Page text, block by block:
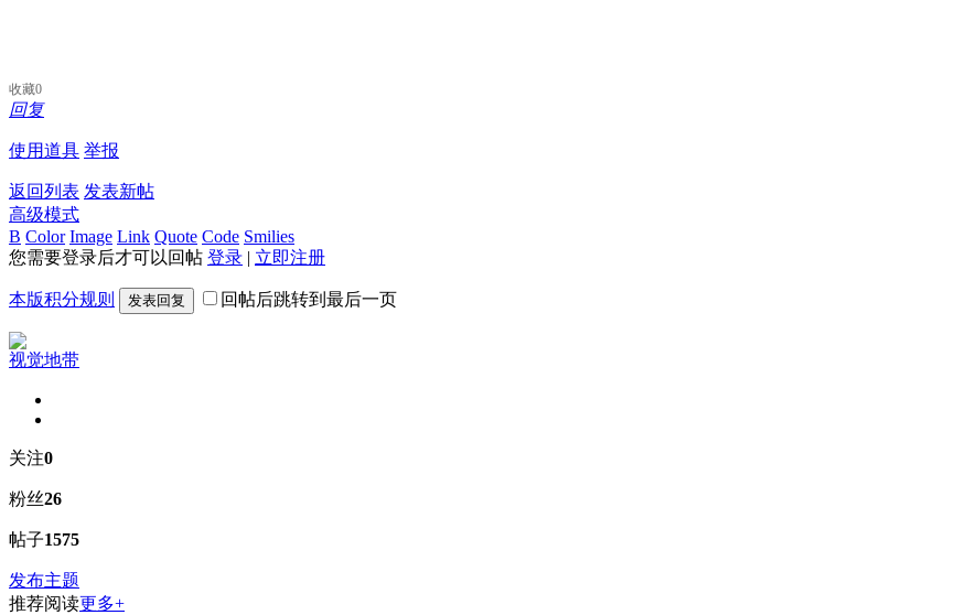
收藏0
回复
使用道具 举报
返回列表 发表新帖
高级模式
B Color Image Link Quote Code Smilies
您需要登录后才可以回帖 登录 | 立即注册
本版积分规则 发表回复 回帖后跳转到最后一页
视觉地带
关注0
粉丝26
帖子1575
发布主题
推荐阅读更多+